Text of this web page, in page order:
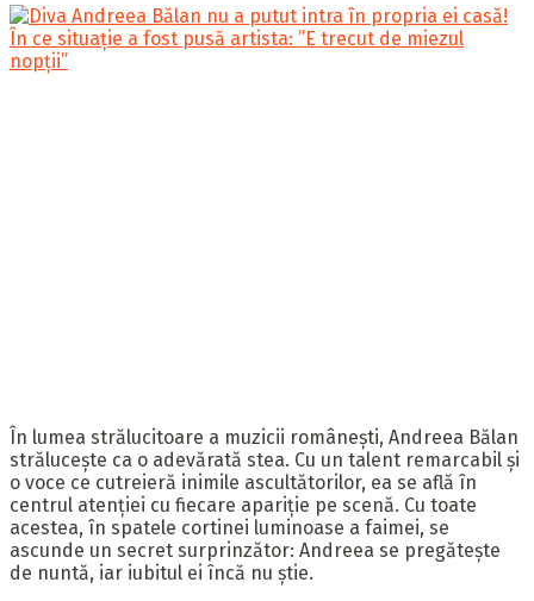
În lumea strălucitoare a muzicii românești, Andreea Bălan
strălucește ca o adevărată stea. Cu un talent remarcabil și
o voce ce cutreieră inimile ascultătorilor, ea se află în
centrul atenției cu fiecare apariție pe scenă. Cu toate
acestea, în spatele cortinei luminoase a faimei, se
ascunde un secret surprinzător: Andreea se pregătește
de nuntă, iar iubitul ei încă nu știe.